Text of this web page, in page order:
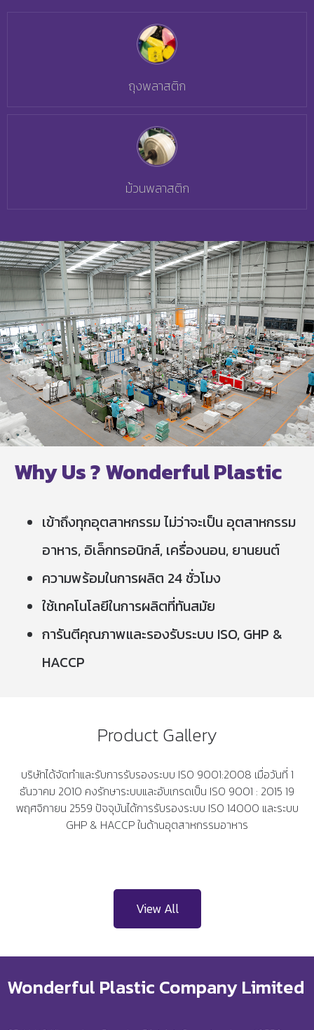
ถุงพลาสติก
ม้วนพลาสติก
Why Us ? Wonderful Plastic
เข้าถึงทุกอุตสาหกรรม ไม่ว่าจะเป็น อุตสาหกรรม
อาหาร, อิเล็กทรอนิกส์, เครื่องนอน, ยานยนต์
ความพร้อมในการผลิต 24 ชั่วโมง
ใช้เทคโนโลยีในการผลิตที่ทันสมัย
การันตีคุณภาพและรองรับระบบ ISO, GHP &
HACCP
Product Gallery
บริษัทได้จัดทำและรับการรับรองระบบ ISO 9001:2008 เมื่อวันที่ 1
ธันวาคม 2010 คงรักษาระบบและอับเกรดเป็น ISO 9001 : 2015 19
พฤศจิกายน 2559 ปัจจุบันได้การรับรองระบบ ISO 14000 และระบบ
GHP & HACCP ในด้านอุตสาหกรรมอาหาร
View All
Wonderful Plastic Company Limited